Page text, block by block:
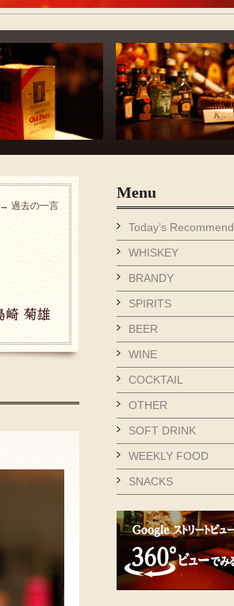
→ 過去の一言
Menu
Today’s Recommend
WHISKEY
BRANDY
SPIRITS
BEER
WINE
COCKTAIL
OTHER
SOFT DRINK
WEEKLY FOOD
SNACKS